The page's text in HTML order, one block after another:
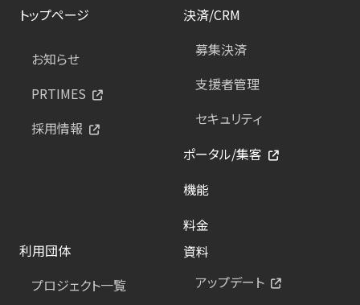
トップページ
お知らせ
PRTIMES
採用情報
決済/CRM
募集決済
支援者管理
セキュリティ
ポータル/集客
機能
料金
利用団体
プロジェクト一覧
資料
アップデート